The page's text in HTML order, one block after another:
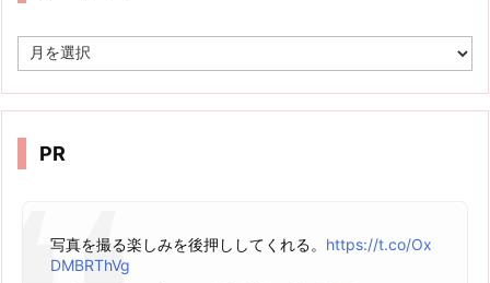
ー
イ
PR
写真を撮る楽しみを後押ししてくれる。 https://t.co/Ox
DMBRThVg